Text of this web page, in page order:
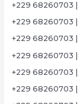
+229 68260703
+229 68260703
+229 68260703
+229 68260703
+229 68260703
+229 68260703